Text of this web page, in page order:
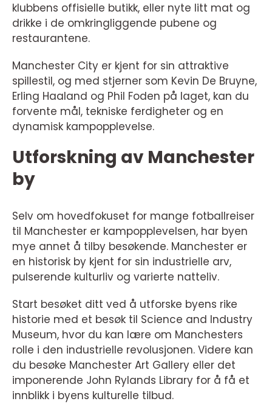
klubbens offisielle butikk, eller nyte litt mat og
drikke i de omkringliggende pubene og
restaurantene.
Manchester City er kjent for sin attraktive
spillestil, og med stjerner som Kevin De Bruyne,
Erling Haaland og Phil Foden på laget, kan du
forvente mål, tekniske ferdigheter og en
dynamisk kampopplevelse.
Utforskning av Manchester
by
Selv om hovedfokuset for mange fotballreiser
til Manchester er kampopplevelsen, har byen
mye annet å tilby besøkende. Manchester er
en historisk by kjent for sin industrielle arv,
pulserende kulturliv og varierte natteliv.
Start besøket ditt ved å utforske byens rike
historie med et besøk til Science and Industry
Museum, hvor du kan lære om Manchesters
rolle i den industrielle revolusjonen. Videre kan
du besøke Manchester Art Gallery eller det
imponerende John Rylands Library for å få et
innblikk i byens kulturelle tilbud.